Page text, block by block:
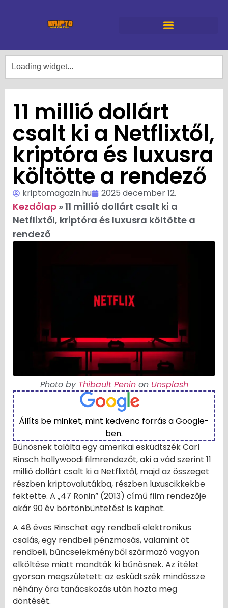
11 millió dollárt
csalt ki a Netflixtől,
kriptóra és luxusra
költötte a rendező
kriptomagazin.hu 2025 december 12.
Kezdőlap »11 millió dollárt csalt ki a
Netflixtől, kriptóra és luxusra költötte a
rendező
Photo by Thibault Peninon Unsplash
Állíts be minket, mint kedvenc forrás a Google-
ben.
Bűnösnek találta egy amerikai esküdtszék Carl
Rinsch hollywoodi filmrendezőt, aki a vád szerint 11
millió dollárt csalt ki a Netflixtől, majd az összeget
részben kriptovalutákba, részben luxuscikkekbe
fektette. A „47 Ronin” (2013) című film rendezője
akár 90 év börtönbüntetést is kaphat.
A 48 éves Rinschet egy rendbeli elektronikus
csalás, egy rendbeli pénzmosás, valamint öt
rendbeli, bűncselekményből származó vagyon
elköltése miatt mondták ki bűnösnek. Az ítélet
gyorsan megszületett: az esküdtszék mindössze
néhány óra tanácskozás után hozta meg
döntését.